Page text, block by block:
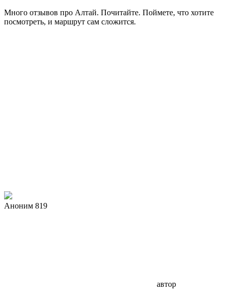
Много отзывов про Алтай. Почитайте. Поймете, что хотите
посмотреть, и маршрут сам сложится.
Аноним 819
автор